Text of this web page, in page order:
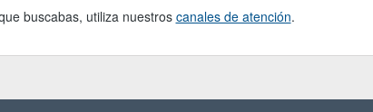
buscabas, utiliza nuestros canales de atención.